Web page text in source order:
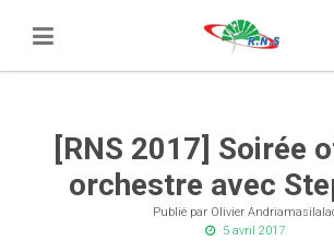
[RNS 2017] Soirée
orchestre avec
Publié par Olivier
5 avril 2017